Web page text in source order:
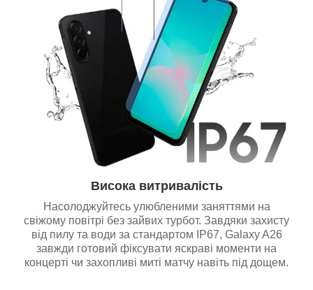
Висока витривалість
Насолоджуйтесь улюбленими заняттями на
свіжому повітрі без зайвих турбот. Завдяки захисту
від пилу та води за стандартом IP67, Galaxy A26
завжди готовий фіксувати яскраві моменти на
концерті чи захопливі миті матчу навіть під дощем.